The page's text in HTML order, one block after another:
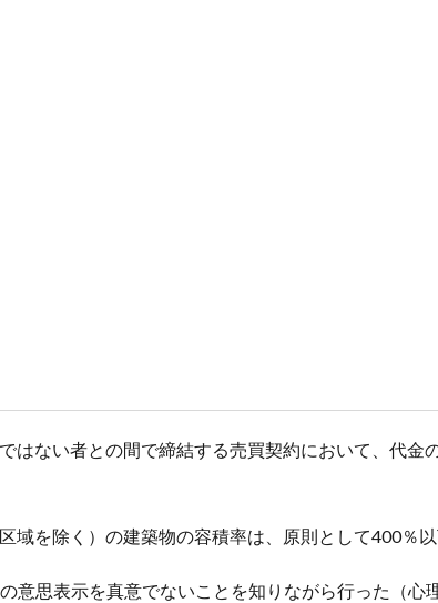
はない者との間で締結する売買契約において、代金
域を除く）の建築物の容積率は、原則として400％
意思表示を真意でないことを知りながら行った（心